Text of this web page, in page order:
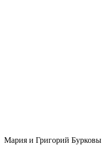
Мария и Григорий Бурковы